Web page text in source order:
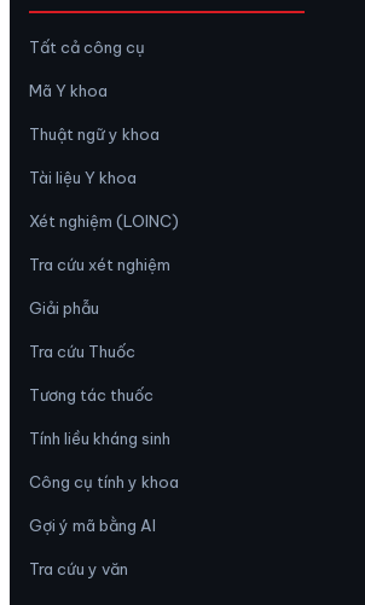
Tất cả công cụ
Mã Y khoa
Thuật ngữ y khoa
Tài liệu Y khoa
Xét nghiệm (LOINC)
Tra cứu xét nghiệm
Giải phẫu
Tra cứu Thuốc
Tương tác thuốc
Tính liều kháng sinh
Công cụ tính y khoa
Gợi ý mã bằng AI
Tra cứu y văn